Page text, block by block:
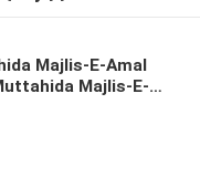
Majlis-E-Amal
Majlis-E-